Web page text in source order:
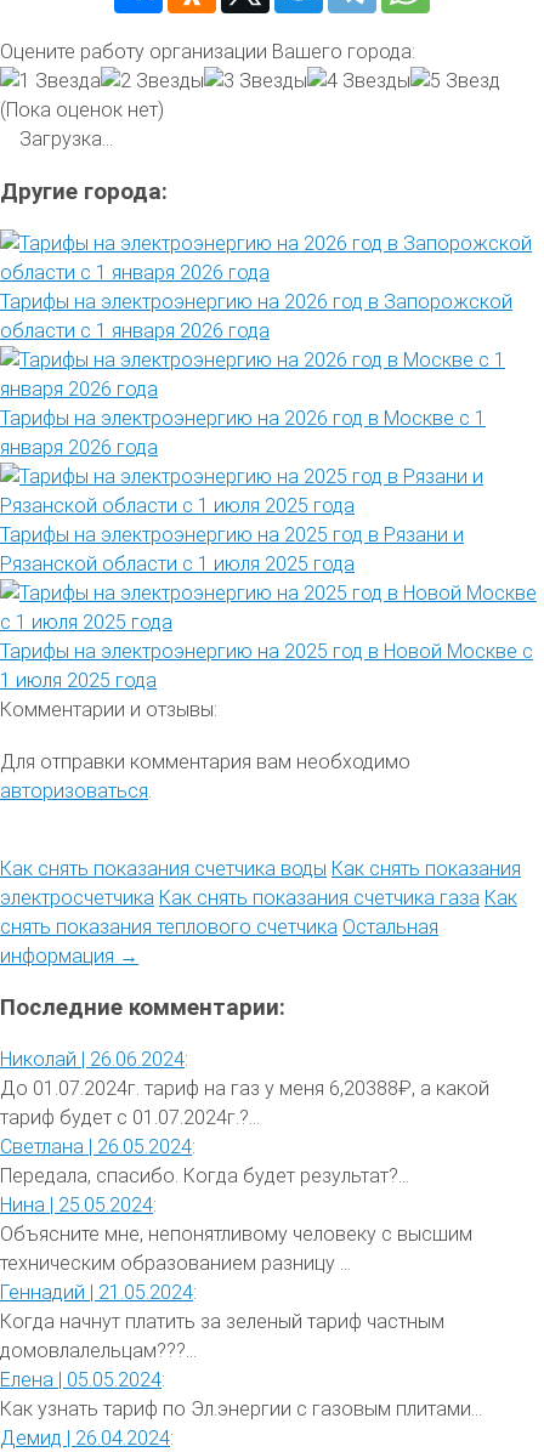
Оцените работу организации Вашего города:
(Пока оценок нет)
Загрузка...
Другие города:
Тарифы на электроэнергию на 2026 год в Запорожской
области с 1 января 2026 года
Тарифы на электроэнергию на 2026 год в Москве с 1
января 2026 года
Тарифы на электроэнергию на 2025 год в Рязани и
Рязанской области с 1 июля 2025 года
Тарифы на электроэнергию на 2025 год в Новой Москве с
1 июля 2025 года
Комментарии и отзывы:
Для отправки комментария вам необходимо
авторизоваться
Как снять показания счетчика воды Как снять показания
электросчетчика Как снять показания счетчика газа Как
снять показания теплового счетчика Остальная
информация →
Последние комментарии:
Николай | 26.06.2024:
До 01.07.2024г. тариф на газ у меня 6,20388₽, а какой
тариф будет с 01.07.2024г.?...
Светлана | 26.05.2024:
Передала, спасибо. Когда будет результат?...
Нина | 25.05.2024:
Объясните мне, непонятливому человеку с высшим
техническим образованием разницу ...
Геннадий | 21.05.2024:
Когда начнут платить за зеленый тариф частным
домовлалельцам???...
Елена | 05.05.2024:
Как узнать тариф по Эл.энергии с газовым плитами...
Демид | 26.04.2024: